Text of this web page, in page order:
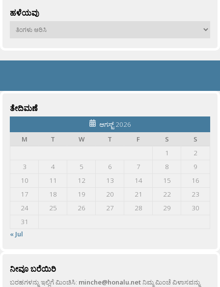
ಹಳೆಯವು
ಹಳೆಯವು
ತೇದಿಮಣೆ
ಆಗಸ್ಟ್ 2026
M
T W T F S
S
1
2
3
4 5 6 7 8
9
10
11 12 13 14 15
16
17
18 19 20 21 22
23
24
25 26 27 28 29
30
31
« Jul
ನೀವೂ ಬರೆಯಿರಿ
ಬರಹಗಳನ್ನು ಇಲ್ಲಿಗೆ ಮಿಂಚಿಸಿ: minche@honalu.netನಿಮ್ಮ ಮಿಂಚೆ ವಿಳಾಸವನ್ನು